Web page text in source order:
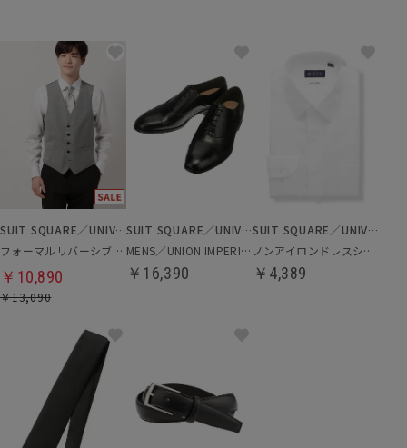
SUIT SQUARE／UNIVERSAL LANGUAGE
フォーマルリバーシブルジレ
￥10,890
￥13,090
SUIT SQUARE／UNIVERSAL LANGUAGE
MENS／UNION IMPERIAL監修／ストレートチップシューズ
￥16,390
SUIT SQUARE／UNIVERSAL LANGUAGE
ノンアイロンドレスシャツ
￥4,389